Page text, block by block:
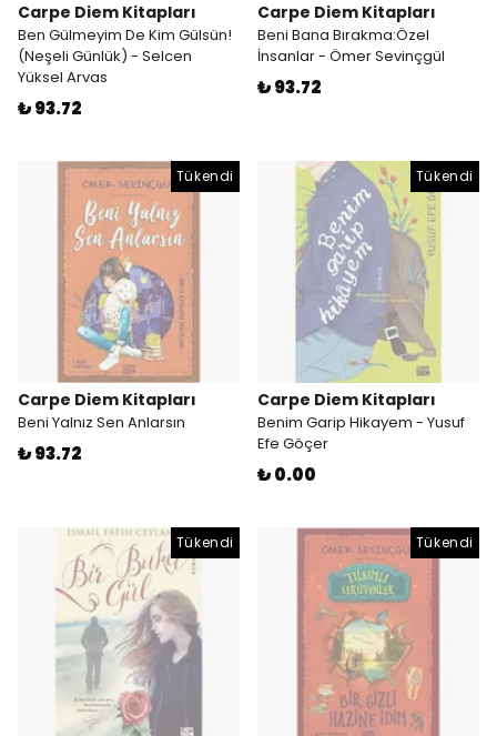
Carpe Diem Kitapları
Ben Gülmeyim De Kim Gülsün!
(Neşeli Günlük) - Selcen
Yüksel Arvas
₺ 93.72
Carpe Diem Kitapları
Beni Bana Bırakma:Özel
İnsanlar - Ömer Sevinçgül
₺ 93.72
Tükendi
Carpe Diem Kitapları
Beni Yalnız Sen Anlarsın
₺ 93.72
Tükendi
Carpe Diem Kitapları
Benim Garip Hikayem - Yusuf
Efe Göçer
₺ 0.00
Tükendi Tükendi